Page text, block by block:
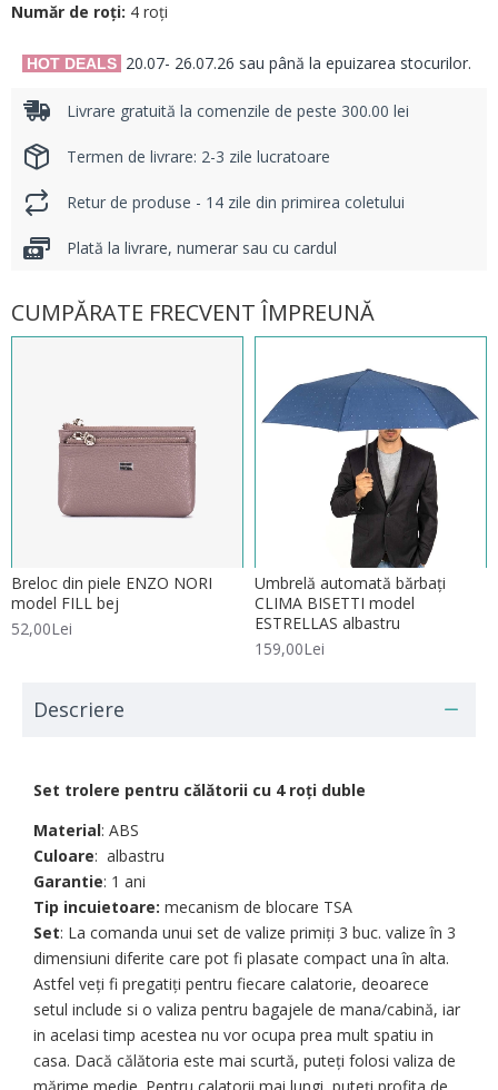
Număr de roți: 4 roți
Livrare gratuită la comenzile de peste 300.00 lei
Termen de livrare: 2-3 zile lucratoare
Retur de produse - 14 zile din primirea coletului
Plată la livrare, numerar sau cu cardul
CUMPĂRATE FRECVENT ÎMPREUNĂ
Breloc din piele ENZO NORI
model FILL bej
52,00Lei
Umbrelă automată bărbați
CLIMA BISETTI model
ESTRELLAS albastru
159,00Lei
HOT DEALS 20.07- 26.07.26 sau până la epuizarea stocurilor.
Descriere
Set trolere pentru călătorii cu 4 roți duble
Material: ABS
Culoare: albastru
Garantie: 1 ani
Tip incuietoare: mecanism de blocare TSA
Set: La comanda unui set de valize primiți 3 buc. valize în 3
dimensiuni diferite care pot fi plasate compact una în alta.
Astfel veți fi pregatiți pentru fiecare calatorie, deoarece
setul include si o valiza pentru bagajele de mana/cabină, iar
in acelasi timp acestea nu vor ocupa prea mult spatiu in
casa. Dacă călătoria este mai scurtă, puteți folosi valiza de